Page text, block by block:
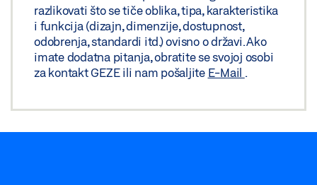
razlikovati što se tiče oblika, tipa, karakteristika
i funkcija (dizajn, dimenzije, dostupnost,
odobrenja, standardi itd.) ovisno o državi. Ako
imate dodatna pitanja, obratite se svojoj osobi
za kontakt GEZE ili nam pošaljite E-Mail .